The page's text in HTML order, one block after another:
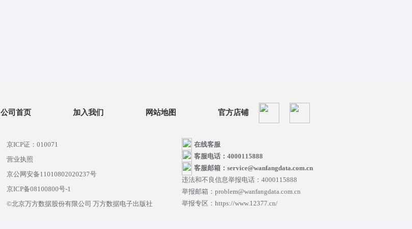
公司首页 加入我们 网站地图 官方店铺
京ICP证：010071
营业执照
京公网安备11010802020237号
京ICP备08100800号-1
©北京万方数据股份有限公司 万方数据电子出版社
在线客服
客服电话：4000115888
客服邮箱：service@wanfangdata.com.cn
违法和不良信息举报电话：4000115888
举报邮箱：problem@wanfangdata.com.cn
举报专区：https://www.12377.cn/